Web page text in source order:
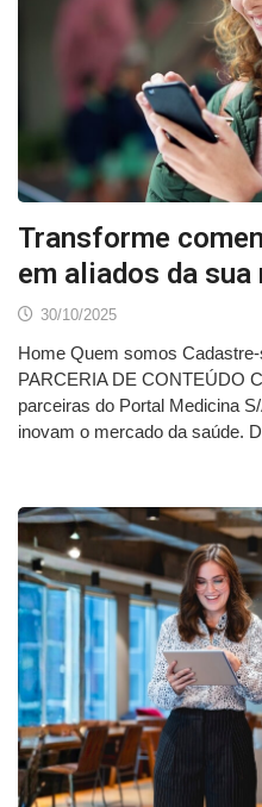
Transforme
em aliados da
30/10/2025
Home Quem somos
PARCERIA DE CONTEÚDO
parceiras do Portal Medicina
inovam o mercado da saúde.